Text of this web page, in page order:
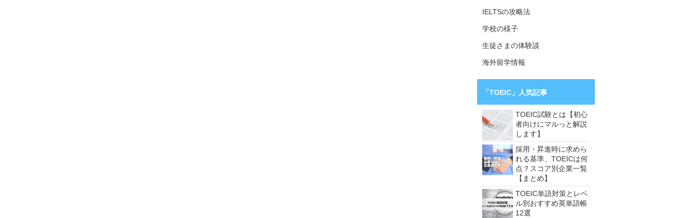
IELTSの攻略法
学校の様子
生徒さまの体験談
海外留学情報
「TOEIC」人気記事
TOEIC試験とは【初心
者向けにマルっと解説
します】
採用・昇進時に求めら
れる基準、TOEICは何
点？スコア別企業一覧
【まとめ】
TOEIC単語対策とレベ
ル別おすすめ英単語帳
12選